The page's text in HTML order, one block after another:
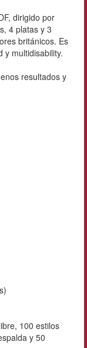
dirigido por
4 platas y 3
británicos. Es
y multidisability.
resultados y
100 estilos
y 50